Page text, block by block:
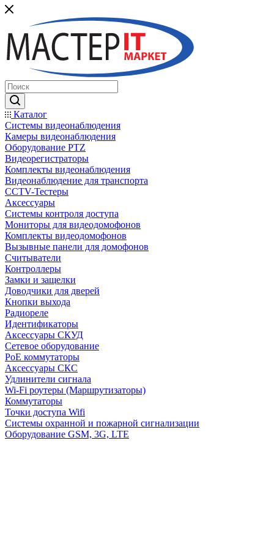
Каталог
Системы видеонаблюдения
Камеры видеонаблюдения
Оборудование PTZ
Видеорегистраторы
Комплекты видеонаблюдения
Видеонаблюдение для транспорта
CCTV-Тестеры
Аксессуары
Системы контроля доступа
Мониторы для видеодомофонов
Комплекты видеодомофонов
Вызывные панели для домофонов
Считыватели
Контроллеры
Замки и защелки
Доводчики для дверей
Кнопки выхода
Радиореле
Идентификаторы
Аксессуары СКУД
Сетевое оборудование
PoE коммутаторы
Аксессуары СКС
Удлинители сигнала
Wi-Fi роутеры (Маршрутизаторы)
Коммутаторы
Точки доступа Wifi
Системы охранной и пожарной сигнализации
Оборудование GSM, 3G, LTE